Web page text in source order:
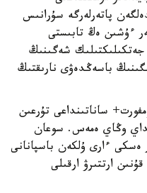
پاتەرلەرگە سۇرانىس
ءۇشىن ەڭ تابىستى
جەتكىلىكتىلىك شەگىنىڭ
باسەڭدەۋى نارىقتىڭ
ساناتىنداعى تۇرعىن
وڭاي ەمەس. سوعان
ەسكى ءارى ۇلكەن باسپانانى
ارتتىرۋ ارقىلى